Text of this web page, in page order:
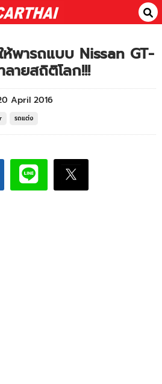
พารถแบบ Nissan GT-
ายสถิติโลก!!!
April 2016
รถแต่ง